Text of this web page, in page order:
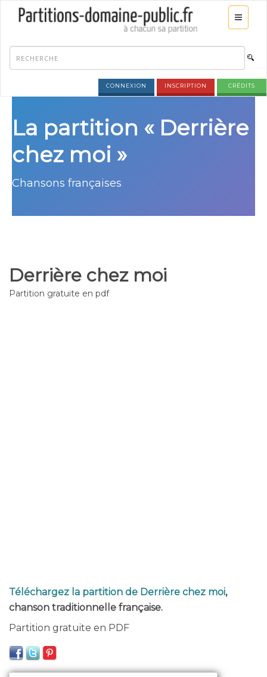
CONNEXION INSCRIPTION CRÉDITS
La partition « Derrière
chez moi »
Chansons françaises
Derrière chez moi
Partition gratuite en pdf
Téléchargez la partition de Derrière chez moi,
chanson traditionnelle française.
Partition gratuite en PDF